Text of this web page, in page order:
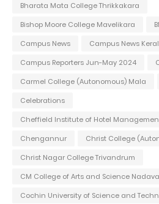
Bharata Mata College Thrikkakara
Bishop Moore College Mavelikara
Campus News
Campus News
Campus Reporters Jun-May 2024
Carmel College (Autonomous) Mala
Celebrations
Cheffield Institute of Hotel
Chengannur
Christ College
Christ Nagar College Trivandrum
CM College of Arts and Science
Cochin University of Science and